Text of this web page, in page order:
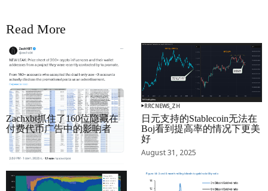
Read More
RRCNEWS_ZH
Zachxbt抓住了160位隐藏在
付费代币广告中的影响者
September 01, 2025
RRCNEWS_ZH
日元支持的Stablecoin无法在
Boj看到提高率的情况下更美
好
August 31, 2025